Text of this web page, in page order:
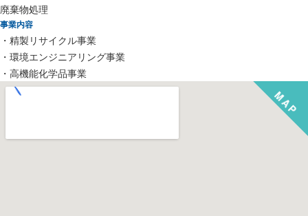
廃棄物処理
事業内容
・精製リサイクル事業
・環境エンジニアリング事業
・高機能化学品事業